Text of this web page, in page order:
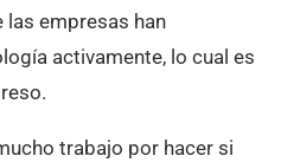
las empresas han
activamente, lo cual es
trabajo por hacer si